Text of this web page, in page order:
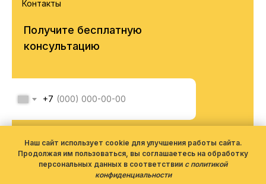
Получите бесплатную
консультацию
+7
персональных данных согласно
политики конфиденциальности
Контакты
Наш сайт использует cookie для улучшения работы сайта.
Продолжая им пользоваться, вы соглашаетесь на обработку
персональных данных в соответствии с политикой
конфиденциальности